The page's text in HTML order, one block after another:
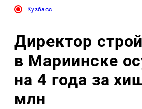
Кузбасс
Директор
в Мариинске
на 4 года за
млн